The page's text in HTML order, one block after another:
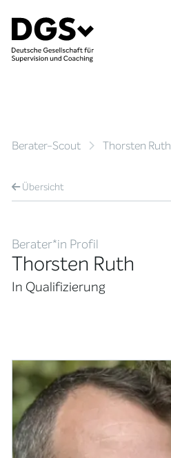
Berater-Scout Thorsten Ruth
Übersicht
Berater*in Profil
Thorsten Ruth
In Qualifizierung